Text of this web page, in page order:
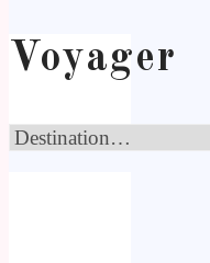
Voyager